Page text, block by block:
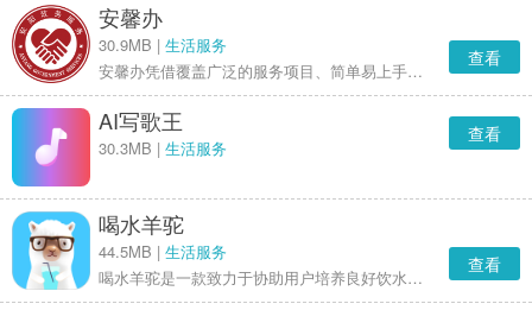
安馨办
30.9MB | 生活服务
安馨办凭借覆盖广泛的服务项目、简单易上手的操作流程、精准的智能推荐功能以及坚实的信息安全防护，收获了众多居民的青睐与信任。不管是日常的生活缴费、信息查询，还是各类政务事项的线上办理，安馨办都能带来高效又暖心的服务体验。要是你还没使用过安馨办，不如现在就去试试吧！
查看
AI写歌王
30.3MB | 生活服务
查看
喝水羊驼
44.5MB | 生活服务
喝水羊驼是一款致力于协助用户培养良好饮水习惯的健康管理类应用。它借助趣味化的方式提醒用户按时补充水分，使喝水成为一件轻松愉悦的事。该应用除了拥有实用的功能外，还融入了萌萌的卡通形象——羊驼，给单调的健康管理增添了许多趣味。
查看